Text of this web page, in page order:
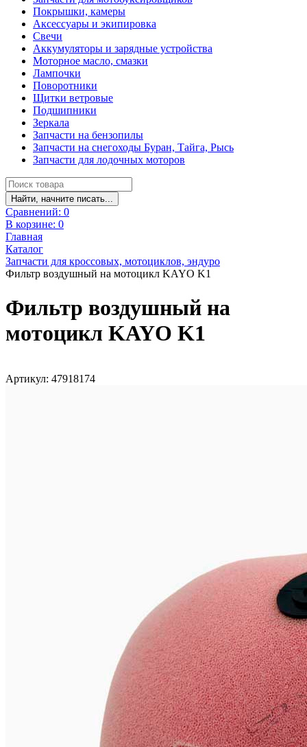
Покрышки, камеры
Аксессуары и экипировка
Свечи
Аккумуляторы и зарядные устройства
Моторное масло, смазки
Лампочки
Поворотники
Щитки ветровые
Подшипники
Зеркала
Запчасти на бензопилы
Запчасти на снегоходы Буран, Тайга, Рысь
Запчасти для лодочных моторов
Найти, начните писать...
Сравнений: 0
В корзине: 0
Главная
Каталог
Запчасти для кроссовых, мотоциклов, эндуро
Фильтр воздушный на мотоцикл KAYO K1
Фильтр воздушный на
мотоцикл KAYO K1
Артикул: 47918174